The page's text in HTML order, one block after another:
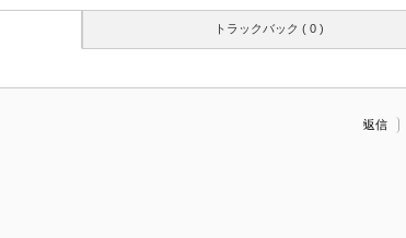
トラックバック ( 0 )
返信